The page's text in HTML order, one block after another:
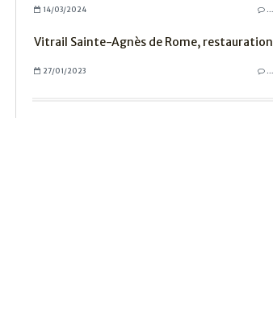
14/03/2024
Vitrail Sainte-Agnès de Rome, restauration
27/01/2023